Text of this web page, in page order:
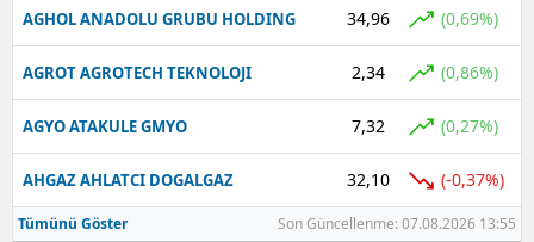
Düzce
AGHOL ANADOLU GRUBU HOLDING 34,96 (0,69%)
AGROT AGROTECH TEKNOLOJI 2,34 (0,86%)
AGYO ATAKULE GMYO 7,32 (0,27%)
AHGAZ AHLATCI DOGALGAZ 32,10 (-0,37%)
Tümünü Göster Son Güncellenme: 07.08.2026 13:55